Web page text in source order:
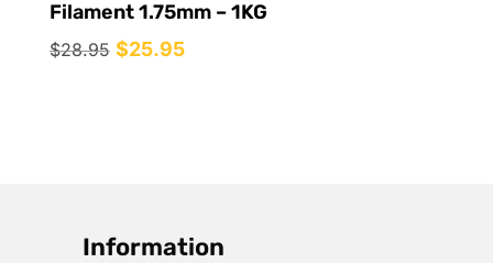
Filament 1.75mm – 1KG
$28.95 Le
$25.95Le
Information